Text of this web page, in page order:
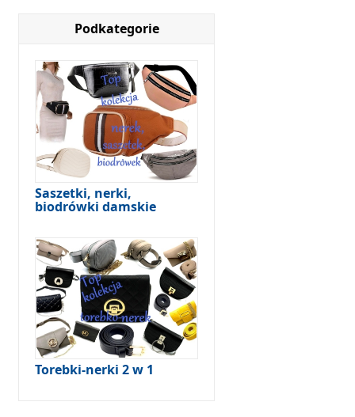
Podkategorie
Saszetki, nerki,
biodrówki damskie
Torebki-nerki 2 w 1